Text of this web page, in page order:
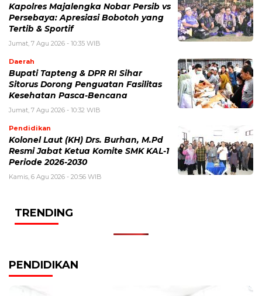
Kapolres Majalengka Nobar Persib vs
Persebaya: Apresiasi Bobotoh yang
Tertib & Sportif
Jumat, 7 Agu 2026 - 10:35 WIB
Daerah
Bupati Tapteng & DPR RI Sihar
Sitorus Dorong Penguatan Fasilitas
Kesehatan Pasca-Bencana
Jumat, 7 Agu 2026 - 10:32 WIB
Pendidikan
Kolonel Laut (KH) Drs. Burhan, M.Pd
Resmi Jabat Ketua Komite SMK KAL-1
Periode 2026-2030
Kamis, 6 Agu 2026 - 20:56 WIB
TRENDING
PENDIDIKAN